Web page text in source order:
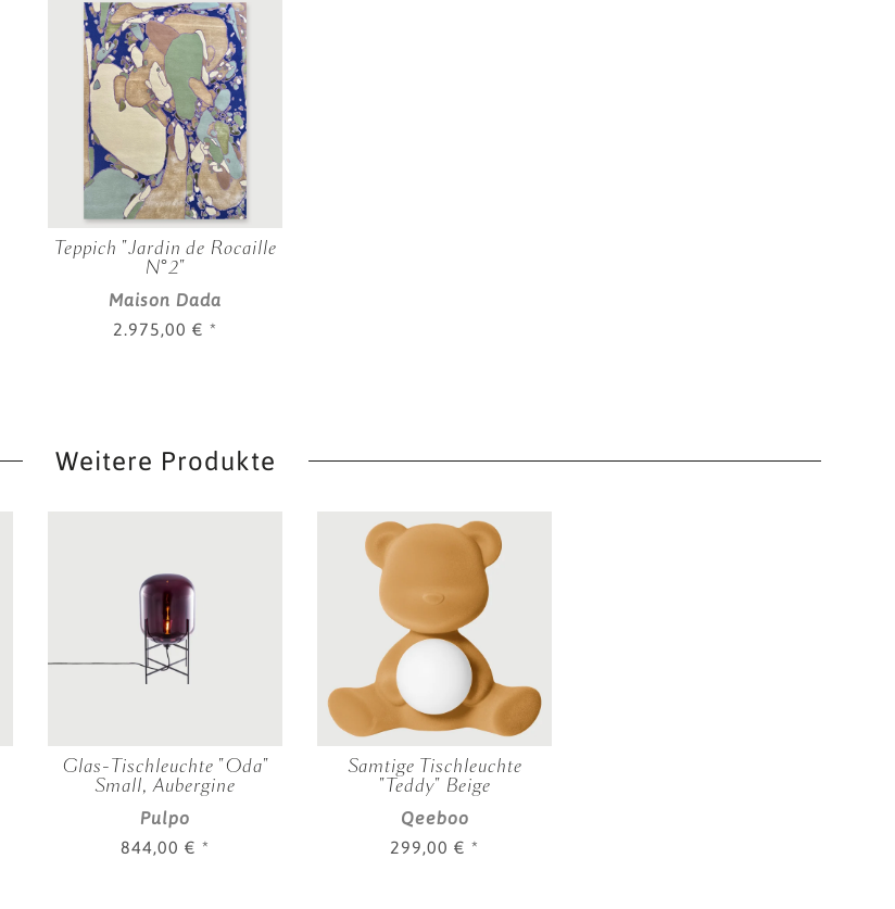
Teppich "Jardin de Rocaille
N°2"
Maison Dada
2.975,00 € *
Weitere Produkte
Glas-Tischleuchte "Oda"
Small, Aubergine
Pulpo
844,00 € *
Samtige Tischleuchte
"Teddy" Beige
Qeeboo
299,00 € *